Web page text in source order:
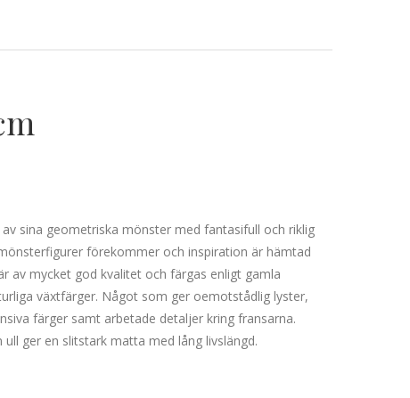
sina geometriska mönster med fantasifull och riklig
förekommer och inspiration är hämtad
av mycket god kvalitet och färgas enligt gamla
växtfärger. Något som ger oemotstådlig lyster,
färger samt arbetade detaljer kring fransarna.
ger en slitstark matta med lång livslängd.